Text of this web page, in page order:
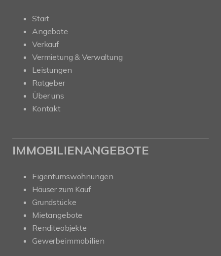
Start
Angebote
Verkauf
Vermietung & Verwaltung
Leistungen
Ratgeber
Über uns
Kontakt
IMMOBILIENANGEBOTE
Eigentumswohnungen
Häuser zum Kauf
Grundstücke
Mietangebote
Renditeobjekte
Gewerbeimmobilien